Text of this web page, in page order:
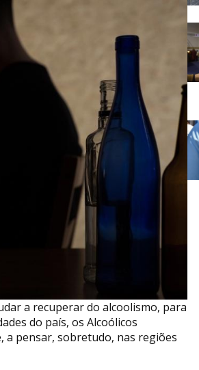
a recuperar do alcoolismo, para
do país, os Alcoólicos
a pensar, sobretudo, nas regiões